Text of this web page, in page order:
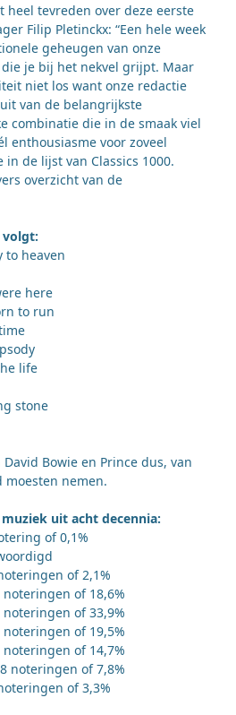
heel tevreden over deze eerste
Filip Pletinckx: “Een hele week
geheugen van onze
je bij het nekvel grijpt. Maar
niet los want onze redactie
van de belangrijkste
combinatie die in de smaak viel
enthousiasme voor zoveel
de lijst van Classics 1000.
overzicht van de
volgt:
to heaven
here
to run
life
stone
Bowie en Prince dus, van
nemen.
muziek uit acht decennia:
of 0,1%
of 2,1%
noteringen of 18,6%
noteringen of 33,9%
noteringen of 19,5%
noteringen of 14,7%
noteringen of 7,8%
of 3,3%